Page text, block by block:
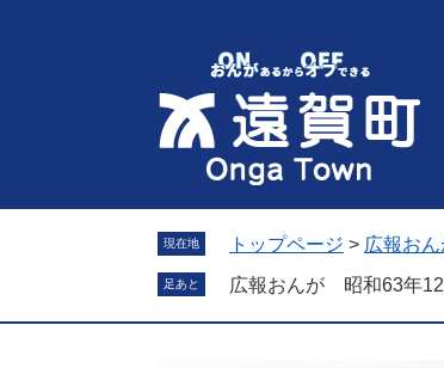
す
し
へ
現在地 トップページ > 広報お
足あと 広報おんが 昭和63年